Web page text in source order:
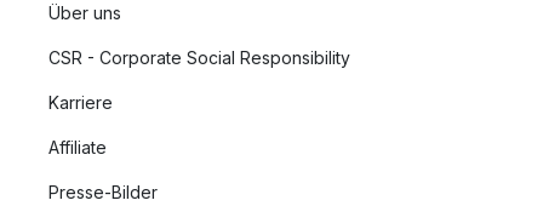
Über uns
CSR - Corporate Social Responsibility
Karriere
Affiliate
Presse-Bilder